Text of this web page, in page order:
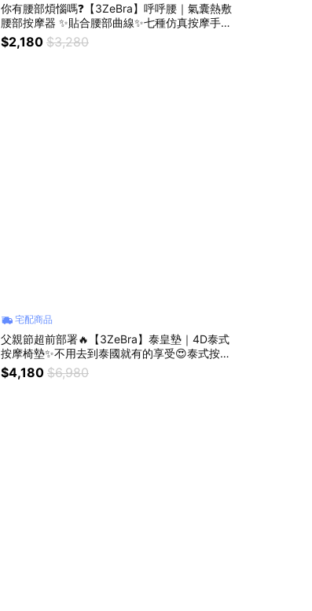
你有腰部煩惱嗎❓【3ZeBra】呼呼腰｜氣囊熱敷
腰部按摩器 ✨貼合腰部曲線✨七種仿真按摩手法
✨六顆能量磁石(SHOPPING99)
$2,180 $3,280
宅配商品
父親節超前部署🔥【3ZeBra】泰皇墊｜4D泰式
按摩椅墊✨不用去到泰國就有的享受😍泰式按摩
手法✨按摩滾珠 720° 旋轉 (SHOPPING99)
$4,180 $6,980